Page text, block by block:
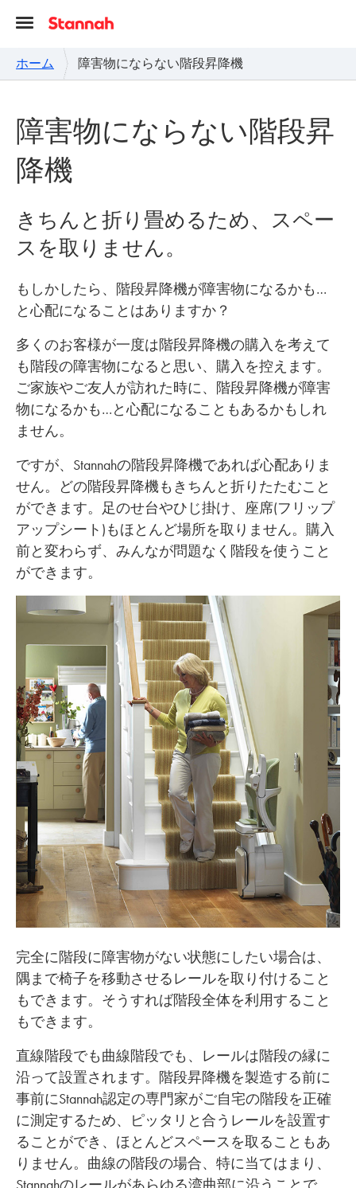
ホーム 障害物にならない階段昇降機
障害物にならない階段昇
降機
きちんと折り畳めるため、スペー
スを取りません。
もしかしたら、階段昇降機が障害物になるかも…
と心配になることはありますか？
多くのお客様が一度は階段昇降機の購入を考えて
も階段の障害物になると思い、購入を控えます。
ご家族やご友人が訪れた時に、階段昇降機が障害
物になるかも…と心配になることもあるかもしれ
ません。
ですが、Stannahの階段昇降機であれば心配ありま
せん。どの階段昇降機もきちんと折りたたむこと
ができます。足のせ台やひじ掛け、座席(フリップ
アップシート)もほとんど場所を取りません。購入
前と変わらず、みんなが問題なく階段を使うこと
ができます。
完全に階段に障害物がない状態にしたい場合は、
隅まで椅子を移動させるレールを取り付けること
もできます。そうすれば階段全体を利用すること
もできます。
直線階段でも曲線階段でも、レールは階段の縁に
沿って設置されます。階段昇降機を製造する前に
事前にStannah認定の専門家がご自宅の階段を正確
に測定するため、ピッタリと合うレールを設置す
ることができ、ほとんどスペースを取ることもあ
りません。曲線の階段の場合、特に当てはまり、